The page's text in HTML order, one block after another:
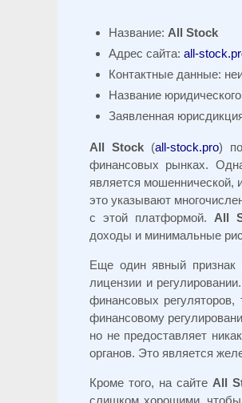
Название: All Stock
Адрес сайта: all-
Контактные данные:
Название
Заявленная
All Stock(all-stock.pro)
финансовых рынках.
является мошеннической,
это указывают
с этой платформой. All
доходы и минимальные
Еще один явный признак
лицензии и
финансовых
финансовому
но не предоставляет
органов. Это является
Кроме того, на сайте All